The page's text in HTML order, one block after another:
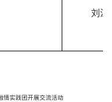
刘沫
情实践团开展交流活动